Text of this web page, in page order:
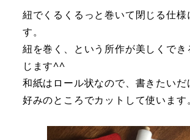
紐でくるくるっと巻いて閉じる仕様
す。
紐を巻く、という所作が美しくで
じます^^
和紙はロール状なので、書きたいだ
好みのところでカットして使います。